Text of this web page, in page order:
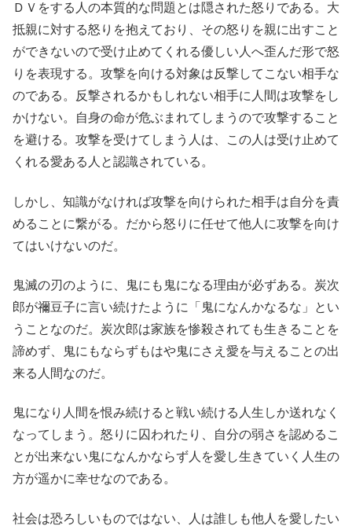
ＤＶをする人の本質的な問題とは隠された怒りである。大
抵親に対する怒りを抱えており、その怒りを親に出すこと
ができないので受け止めてくれる優しい人へ歪んだ形で怒
りを表現する。攻撃を向ける対象は反撃してこない相手な
のである。反撃されるかもしれない相手に人間は攻撃をし
かけない。自身の命が危ぶまれてしまうので攻撃すること
を避ける。攻撃を受けてしまう人は、この人は受け止めて
くれる愛ある人と認識されている。
しかし、知識がなければ攻撃を向けられた相手は自分を責
めることに繋がる。だから怒りに任せて他人に攻撃を向け
てはいけないのだ。
鬼滅の刃のように、鬼にも鬼になる理由が必ずある。炭次
郎が禰豆子に言い続けたように「鬼になんかなるな」とい
うことなのだ。炭次郎は家族を惨殺されても生きることを
諦めず、鬼にもならずもはや鬼にさえ愛を与えることの出
来る人間なのだ。
鬼になり人間を恨み続けると戦い続ける人生しか送れなく
なってしまう。怒りに囚われたり、自分の弱さを認めるこ
とが出来ない鬼になんかならず人を愛し生きていく人生の
方が遥かに幸せなのである。
社会は恐ろしいものではない、人は誰しも他人を愛したい